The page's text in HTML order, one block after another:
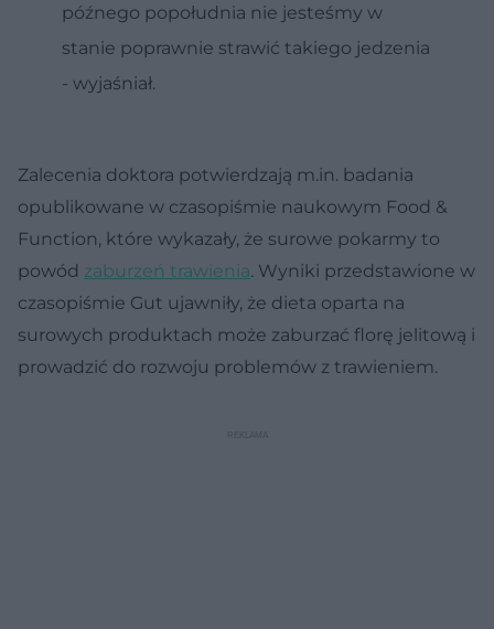
późnego popołudnia nie jesteśmy w
stanie poprawnie strawić takiego jedzenia
- wyjaśniał.
Zalecenia doktora potwierdzają m.in. badania
opublikowane w czasopiśmie naukowym Food &
Function, które wykazały, że surowe pokarmy to
powód zaburzeń trawienia. Wyniki przedstawione w
czasopiśmie Gut ujawniły, że dieta oparta na
surowych produktach może zaburzać florę jelitową i
prowadzić do rozwoju problemów z trawieniem.